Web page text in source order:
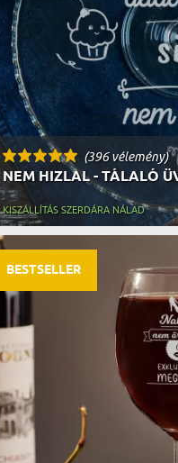
(396 vélemény)
NEM HIZLAL - TÁLALÓ
KISZÁLLÍTÁS SZERDÁRA NÁLAD
BESTSELLER